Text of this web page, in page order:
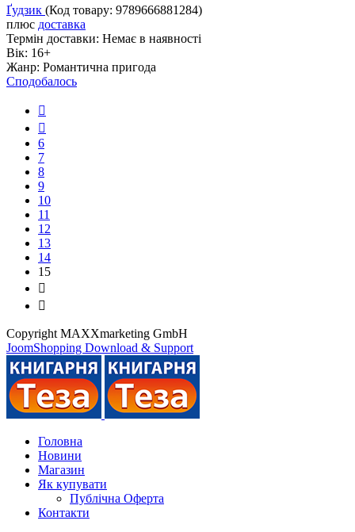
Ґудзик (Код товару: 9789666881284)
плюс доставка
Термін доставки: Немає в наявності
Вік: 16+
Жанр: Романтична пригода
Сподобалось
6
7
8
9
10
11
12
13
14
15
Copyright MAXXmarketing GmbH
JoomShopping Download & Support
Головна
Новини
Магазин
Як купувати
Публічна Оферта
Контакти